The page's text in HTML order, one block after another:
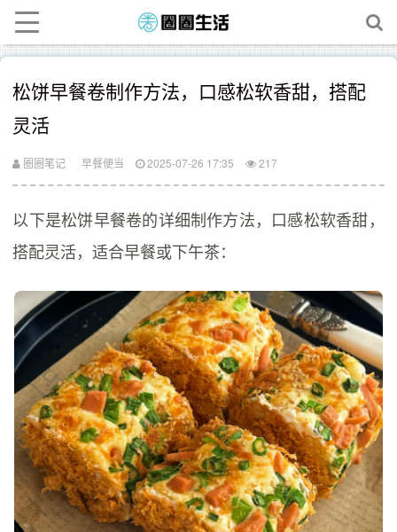
松饼早餐卷制作方法，口感松软香甜，搭配
灵活
圈圈笔记 早餐便当 2025-07-26 17:35 217
以下是松饼早餐卷的详细制作方法，口感松软香甜，
搭配灵活，适合早餐或下午茶：